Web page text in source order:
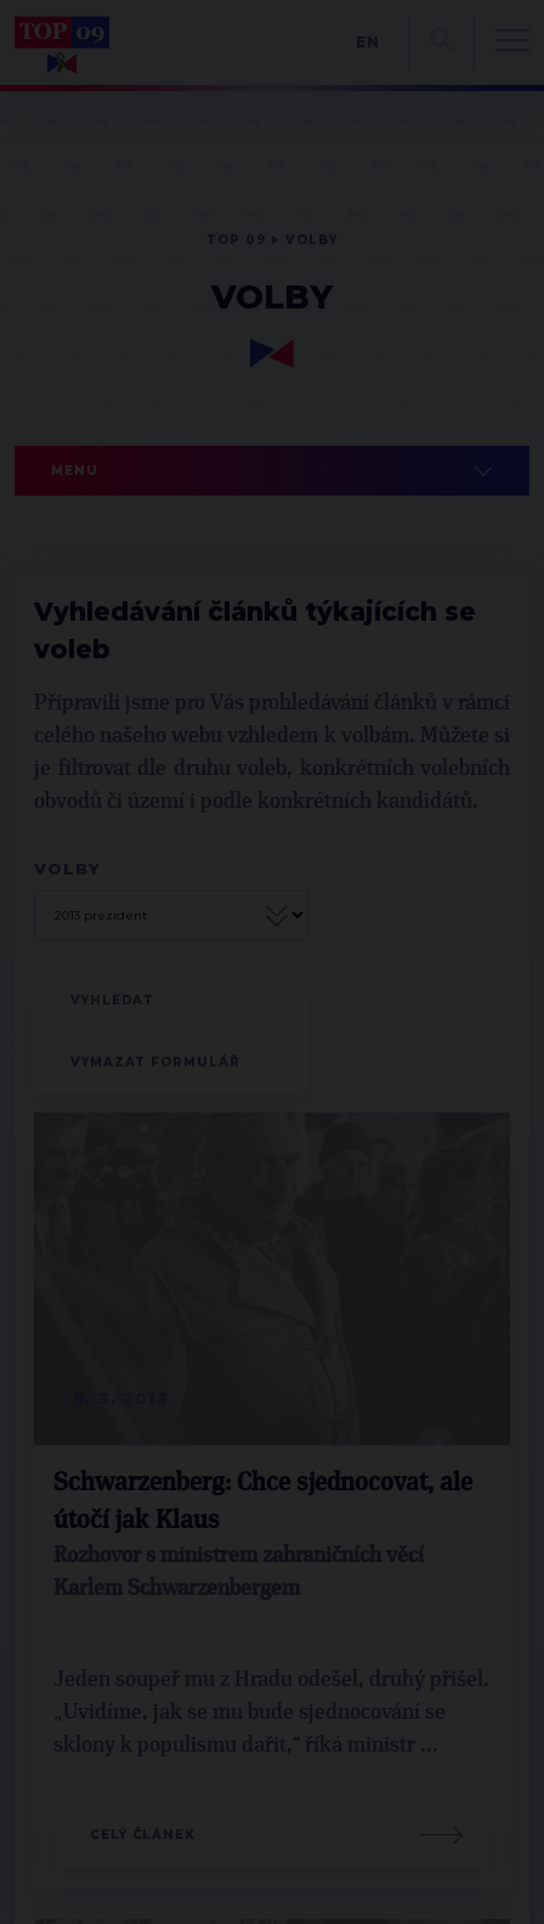
VOLBY
MENU
Vyhledávání článků týkajících se
voleb
Připravili jsme pro Vás prohledávání článků v rámci
celého našeho webu vzhledem k volbám. Můžete si
je filtrovat dle druhu voleb, konkrétních volebních
obvodů či území i podle konkrétních kandidátů.
VOLBY
Schwarzenberg: Chce sjednocovat, ale
útočí jak Klaus
Rozhovor s ministrem zahraničních věcí
Karlem Schwarzenbergem
Jeden soupeř mu z Hradu odešel, druhý přišel.
„Uvidíme, jak se mu bude sjednocování se
sklony k populismu dařit,“ říká ministr ...
CELÝ ČLÁNEK